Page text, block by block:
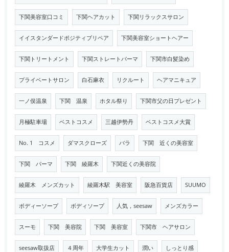
下関美容室口コミ 下関ヘアカット 下関リラックスサロン
イイスタンダードポジティブリペア 下関美容室ショートヘアー
下関トリートメント 下関ストレートパーマ 下関市白髪染め
プライベートサロン 白石麻衣 リクルート ヘアマニキュア
一ノ俣温泉 下関 温泉 ホタル祭り 下関市父の日プレゼント
月極駐車場 ベストコスメ 三越伊勢丹 ベストコスメ大賞
No. 1 コスメ ダマスクローズ バラ 下関 近くの美容室
下関 パーマ 下関 綾羅木 下関近くの美容院
綾羅木 メンズカット 綾羅木駅 美容室 阪急百貨店 SUUMO
ボディーソープ ボディソープ 人気，seesaw メンズカラー
スーモ 下関 美容院 下関 美容室 下関市 ヘアサロン
seesaw取扱店 ４周年 大学生カット 潤い しっとり感